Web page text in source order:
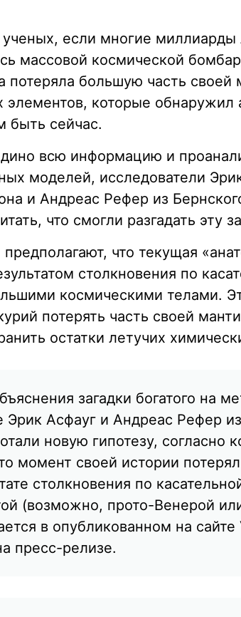
если многие миллиарды
массовой космической
потеряла большую часть своей
элементов, которые обнаружил
быть сейчас.
всю информацию и
моделей, исследователи
и Андреас Рефер из
что смогли разгадать эту
что текущая
столкновения по
космическими телами.
потерять часть своей
остатки летучих
загадки богатого на
Эрик Асфауг и Андреас Рефер
новую гипотезу, согласно
момент своей истории
столкновения по
(возможно, прото-Венерой
в опубликованном на сайте
пресс-релизе.